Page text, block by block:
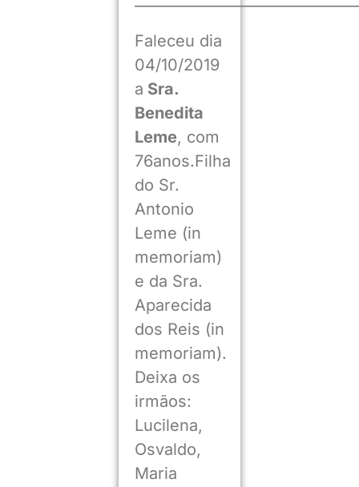
Faleceu dia
04/10/2019
a Sra.
Benedita
Leme, com
76anos.Filha
do Sr.
Antonio
Leme (in
memoriam)
e da Sra.
Aparecida
dos Reis (in
memoriam).
Deixa os
irmãos:
Lucilena,
Osvaldo,
Maria